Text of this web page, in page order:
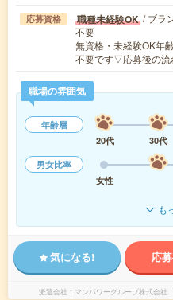
応募資格 職種未経験OK / ブラ
不要
無資格・未経験OK年
不要です▽応募後の
職場の雰囲気
年齢層
20代
30代
男女比率
女性
も
気になる! 応
派遣会社 マンパワーグループ株式会